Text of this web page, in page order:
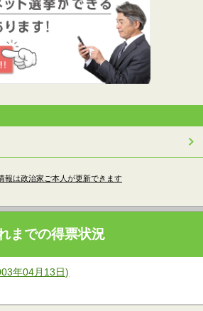
報は政治家ご本人が更新できます
までの得票状況
年04月13日)